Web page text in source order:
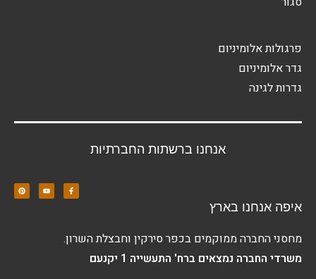
פרגולות אלומיניום
גדר אלומיניום
גדרות לגינה
אנחנו ברשתות החברתיות
איפה אנחנו בארץ
מחסני החברה ממוקמים בכפר סירקין וחבצלת השרון.
משרדי החברה נמצאים ברח' התעשייה 1 יקנעם